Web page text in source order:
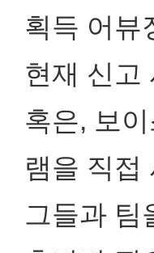
획득 어뷰
현재 신고
혹은, 보
램을 직접
그들과 팀